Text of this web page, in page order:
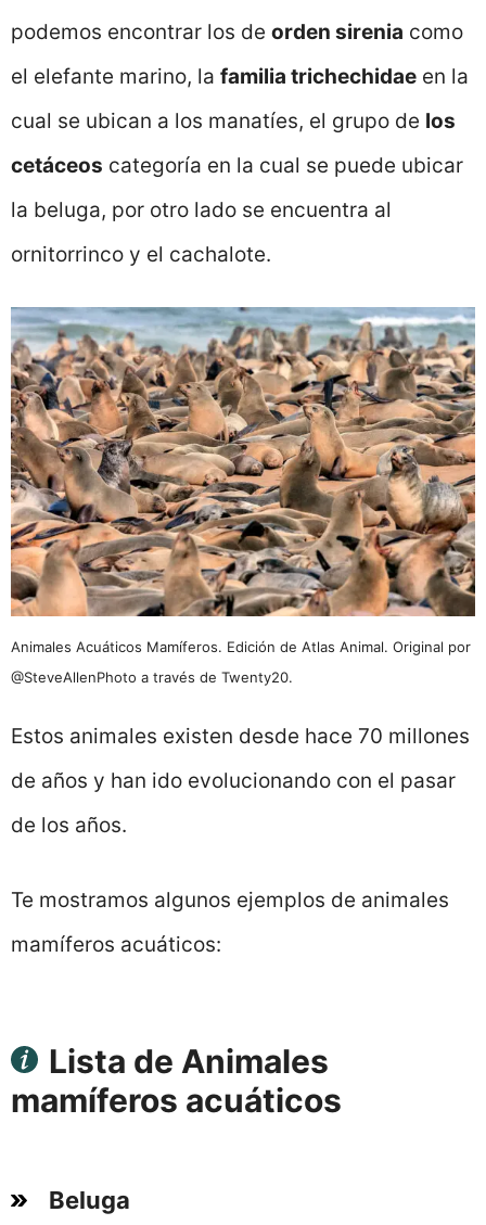
podemos encontrar los de orden sirenia como
el elefante marino, la familia trichechidae en la
cual se ubican a los manatíes, el grupo de los
cetáceos categoría en la cual se puede ubicar
la beluga, por otro lado se encuentra al
ornitorrinco y el cachalote.
Animales Acuáticos Mamíferos. Edición de Atlas Animal. Original por
@SteveAllenPhoto a través de Twenty20.
Estos animales existen desde hace 70 millones
de años y han ido evolucionando con el pasar
de los años.
Te mostramos algunos ejemplos de animales
mamíferos acuáticos:
Lista de Animales
mamíferos acuáticos
Beluga